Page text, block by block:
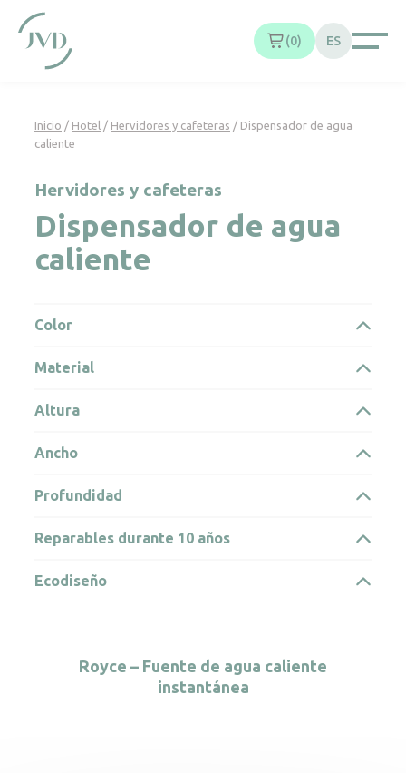
0 ES
Inicio / Hotel / Hervidores y cafeteras / Dispensador de agua
caliente
Hervidores y cafeteras
Dispensador de agua
caliente
Royce – Fuente de agua caliente
instantánea
Color
Material
Altura
Ancho
Profundidad
Reparables durante 10 años
Ecodiseño
Panel de gestión de cookies